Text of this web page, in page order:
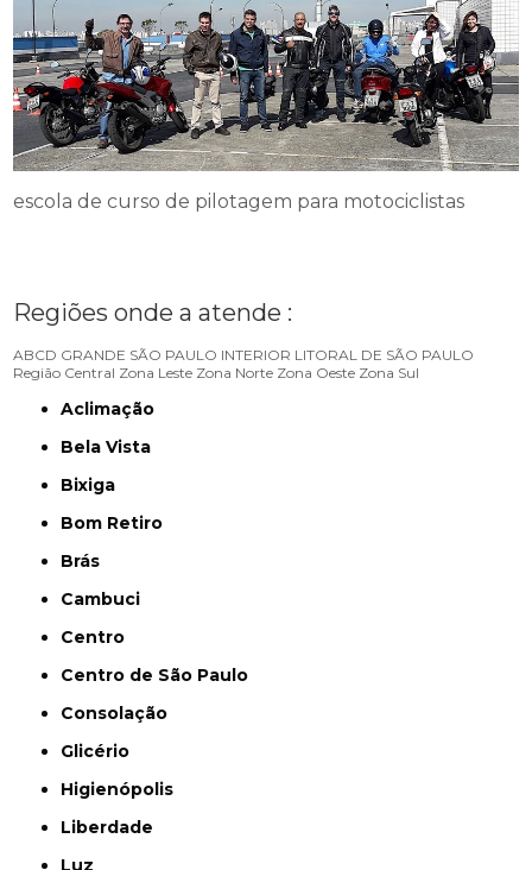
escola de curso de pilotagem para motociclistas
Regiões onde a atende :
ABCD GRANDE SÃO PAULO INTERIOR LITORAL DE SÃO PAULO
Região Central Zona Leste Zona Norte Zona Oeste Zona Sul
Aclimação
Bela Vista
Bixiga
Bom Retiro
Brás
Cambuci
Centro
Centro de São Paulo
Consolação
Glicério
Higienópolis
Liberdade
Luz